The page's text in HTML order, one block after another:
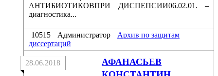
АНТИБИОТИКОВПРИ ДИСПЕПСИИ06.02.01. –
диагностика...
10515 Администратор
Архив по защитам
диссертаций
АФАНАСЬЕВ
28.06.2018